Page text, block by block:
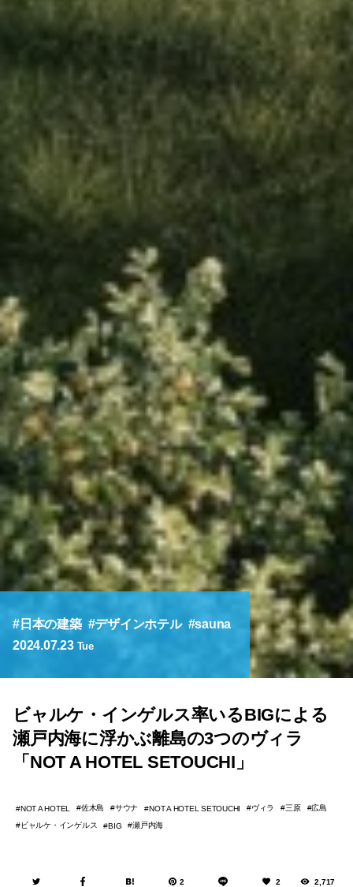
日本の建築 デザインホテル
sauna
2024.07.23 Tue
ビャルケ・インゲルス率いるBIGによる
瀬戸内海に浮かぶ離島の3つのヴィラ
「NOT A HOTEL SETOUCHI」
NOT A HOTEL 佐木島 サウナ NOT A HOTEL SETOUCHI ヴィラ 三原
広島
ビャルケ・インゲルス
BIG 瀬戸内海
2 2 2,717